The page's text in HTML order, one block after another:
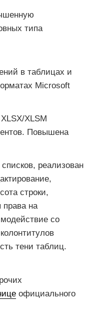
типа
в таблицах и
Microsoft
XLSM
Повышена
реализован
строки,
права на
со
тени таблиц.
официального